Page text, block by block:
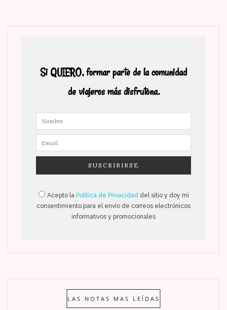
Si QUIERO, formar parte de la comunidad
de viajeros más disfrutona.
Acepto la Política de Privacidad del sitio y doy mi
consentimiento para el envío de correos electrónicos
informativos y promocionales
LAS NOTAS MAS LEÍDAS